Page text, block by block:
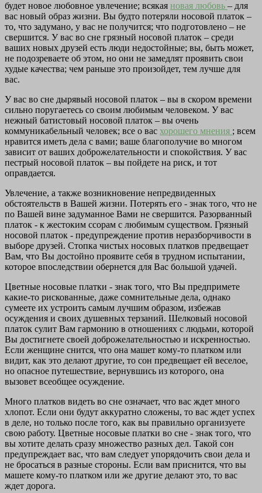
будет новое любовное увлечение; всякая новая любовь – для
вас новый образ жизни. Вы будто потеряли носовой платок –
то, что задумано, у вас не получится; что подготовлено – не
свершится. У вас во сне грязный носовой платок – среди
ваших новых друзей есть люди недостойные; вы, быть может,
не подозреваете об этом, но они не замедлят проявить свои
худые качества; чем раньше это произойдет, тем лучше для
вас.
У вас во сне дырявый носовой платок – вы в скором времени
сильно поругаетесь со своим любимым человеком. У вас
нежный батистовый носовой платок – вы очень
коммуникабельный человек; все о вас хорошего мнения ; всем
нравится иметь дела с вами; ваше благополучие во многом
зависит от ваших доброжелательности и спокойствия. У вас
пестрый носовой платок – вы пойдете на риск, и тот
оправдается.
Увлечение, а также возникновение непредвиденных
обстоятельств в Вашей жизни. Потерять его - знак того, что не
по Вашей вине задуманное Вами не свершится. Разорванный
платок - к жестоким ссорам с любимым существом. Грязный
носовой платок - предупреждение против неразборчивости в
выборе друзей. Стопка чистых носовых платков предвещает
Вам, что Вы достойно проявите себя в трудном испытании,
которое впоследствии обернется для Вас большой удачей.
Цветные носовые платки - знак того, что Вы предпримете
какие-то рискованные, даже сомнительные дела, однако
сумеете их устроить самым лучшим образом, избежав
осуждения и своих душевных терзаний. Шелковый носовой
платок сулит Вам гармонию в отношениях с людьми, которой
Вы достигнете своей доброжелательностью и искренностью.
Если женщине снится, что она машет кому-то платком или
видит, как это делают другие, то сон предвещает ей веселое,
но опасное путешествие, вернувшись из которого, она
вызовет всеобщее осуждение.
Много платков видеть во сне означает, что вас ждет много
хлопот. Если они будут аккуратно сложены, то вас ждет успех
в деле, но только после того, как вы правильно организуете
свою работу. Цветные носовые платки во сне - знак того, что
вы хотите делать сразу множество разных дел. Такой сон
предупреждает вас, что вам следует упорядочить свои дела и
не бросаться в разные стороны. Если вам приснится, что вы
машете кому-то платком или же другие делают это, то вас
ждет дорога.